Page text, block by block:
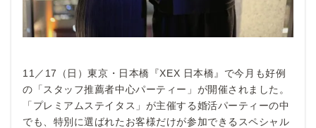
11／17（日）東京・日本橋『XEX 日本橋』で今月も好例
の「スタッフ推薦者中心パーティー」が開催されました。
「プレミアムステイタス」が主催する婚活パーティーの中
でも、特別に選ばれたお客様だけが参加できるスペシャル